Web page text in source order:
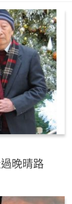
晚晴路